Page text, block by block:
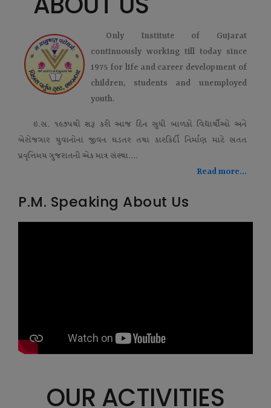
Only Institute of Gujarat
continuously working till today since
1975 for life and career development of
children, students and unemployed
youth.
ઇ.સ. ૧૯૭૫થી શરૂ કરી આજ દિન સુધી બાળકો વિદ્યાર્થીઓ અને
બેરોજગાર યુવાનોના જીવન ઘડતર તથા કારકિર્દી નિર્માણ માટે સતત
પ્રવૃત્તિમય ગુજરાતની એક માત્ર સંસ્થા....
Read more...
P.M. Speaking About Us
OUR ACTIVITIES